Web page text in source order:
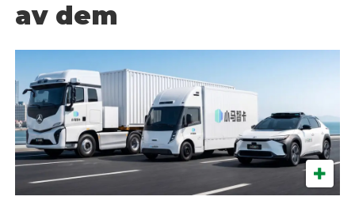
av dem